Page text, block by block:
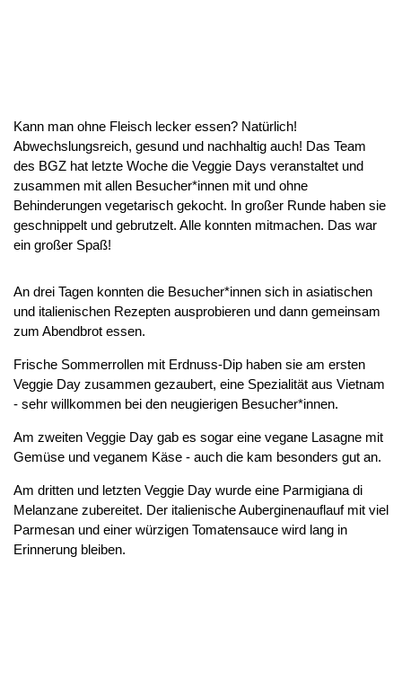
Kann man ohne Fleisch lecker essen? Natürlich!
Abwechslungsreich, gesund und nachhaltig auch! Das Team
des BGZ hat letzte Woche die Veggie Days veranstaltet und
zusammen mit allen Besucher*innen mit und ohne
Behinderungen vegetarisch gekocht. In großer Runde haben sie
geschnippelt und gebrutzelt. Alle konnten mitmachen. Das war
ein großer Spaß!
An drei Tagen konnten die Besucher*innen sich in asiatischen
und italienischen Rezepten ausprobieren und dann gemeinsam
zum Abendbrot essen.
Frische Sommerrollen mit Erdnuss-Dip haben sie am ersten
Veggie Day zusammen gezaubert, eine Spezialität aus Vietnam
- sehr willkommen bei den neugierigen Besucher*innen.
Am zweiten Veggie Day gab es sogar eine vegane Lasagne mit
Gemüse und veganem Käse - auch die kam besonders gut an.
Am dritten und letzten Veggie Day wurde eine Parmigiana di
Melanzane zubereitet. Der italienische Auberginenauflauf mit viel
Parmesan und einer würzigen Tomatensauce wird lang in
Erinnerung bleiben.